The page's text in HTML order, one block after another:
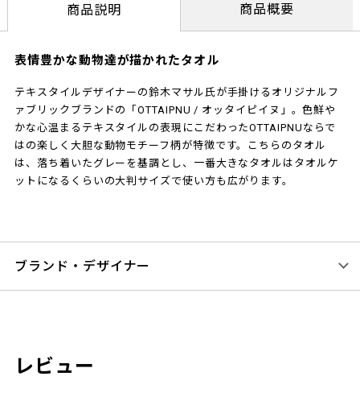
商品説明 商品概要
表情豊かな動物達が描かれたタオル
テキスタイルデザイナーの鈴木マサル氏が手掛けるオリジナルフ
ァブリックブランドの「OTTAIPNU / オッタイピイヌ」。色鮮や
かな心温まるテキスタイルの表現にこだわったOTTAIPNUならで
はの楽しく大胆な動物モチーフ柄が特徴です。こちらのタオル
は、落ち着いたグレーを基調とし、一番大きなタオルはタオルケ
ットになるくらいの大判サイズで使い方も広がります。
ブランド・デザイナー
レビュー